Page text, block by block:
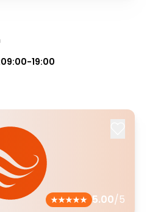
09:00-19:00
5.00/5